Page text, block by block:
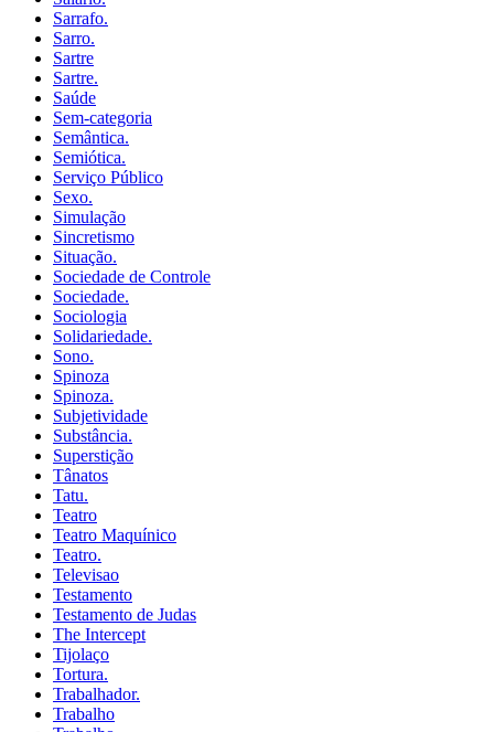
Sarrafo.
Sarro.
Sartre
Sartre.
Saúde
Sem-categoria
Semântica.
Semiótica.
Serviço Público
Sexo.
Simulação
Sincretismo
Situação.
Sociedade de Controle
Sociedade.
Sociologia
Solidariedade.
Sono.
Spinoza
Spinoza.
Subjetividade
Substância.
Superstição
Tânatos
Tatu.
Teatro
Teatro Maquínico
Teatro.
Televisao
Testamento
Testamento de Judas
The Intercept
Tijolaço
Tortura.
Trabalhador.
Trabalho